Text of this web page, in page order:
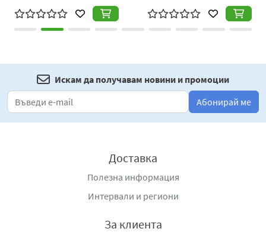
Искам да получавам новини и промоции
Абонирай ме
Доставка
Полезна информация
Интервали и региони
За клиента